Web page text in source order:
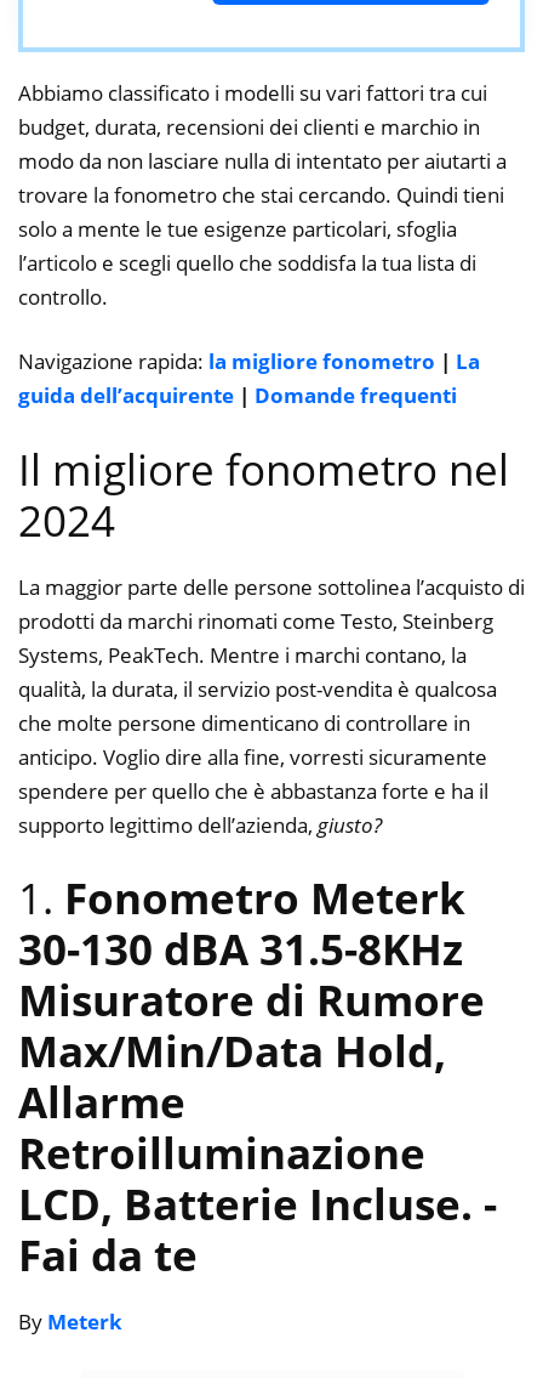
Abbiamo classificato i modelli su vari fattori tra cui
budget, durata, recensioni dei clienti e marchio in
modo da non lasciare nulla di intentato per aiutarti a
trovare la fonometro che stai cercando. Quindi tieni
solo a mente le tue esigenze particolari, sfoglia
l’articolo e scegli quello che soddisfa la tua lista di
controllo.
Navigazione rapida: la migliore fonometro | La
guida dell’acquirente | Domande frequenti
Il migliore fonometro nel
2024
La maggior parte delle persone sottolinea l’acquisto di
prodotti da marchi rinomati come Testo, Steinberg
Systems, PeakTech. Mentre i marchi contano, la
qualità, la durata, il servizio post-vendita è qualcosa
che molte persone dimenticano di controllare in
anticipo. Voglio dire alla fine, vorresti sicuramente
spendere per quello che è abbastanza forte e ha il
supporto legittimo dell’azienda, giusto?
1. Fonometro Meterk
30-130 dBA 31.5-8KHz
Misuratore di Rumore
Max/Min/Data Hold,
Allarme
Retroilluminazione
LCD, Batterie Incluse. -
Fai da te
By Meterk